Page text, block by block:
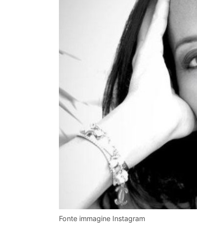
Fonte immagine Instagram